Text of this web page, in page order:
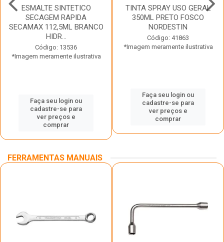
ESMALTE SINTETICO
SECAGEM RAPIDA
SECAMAX 112,5ML BRANCO
HIDR...
Código: 13536
*Imagem meramente ilustrativa
Faça seu login ou
cadastre-se para
ver preços e
comprar
TINTA SPRAY USO GERAL
350ML PRETO FOSCO
NORDESTIN
Código: 41863
*Imagem meramente ilustrativa
Faça seu login ou
cadastre-se para
ver preços e
comprar
FERRAMENTAS MANUAIS